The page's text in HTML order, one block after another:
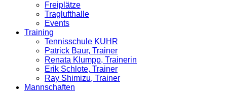
Freiplätze
Traglufthalle
Events
Training
Tennisschule KUHR
Patrick Baur, Trainer
Renata Klumpp, Trainerin
Erik Schlote, Trainer
Ray Shimizu, Trainer
Mannschaften